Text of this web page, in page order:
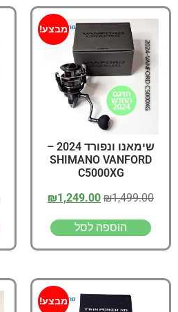
מבצע!
שימאנו ונפורד 2024 –
SHIMANO VANFORD
C5000XG
₪1,499.00
₪1,249.00
הוספה לסל
מבצע!